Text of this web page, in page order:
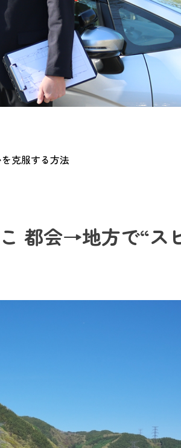
克服する方法
都会→地方で“ス